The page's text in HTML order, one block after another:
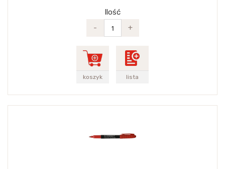
Ilość
-
+
koszyk lista